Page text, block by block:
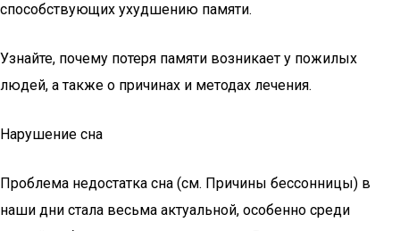
способствующих ухудшению памяти.
Узнайте, почему потеря памяти возникает у пожилых
людей, а также о причинах и методах лечения.
Нарушение сна
Проблема недостатка сна (см. Причины бессонницы) в
наши дни стала весьма актуальной, особенно среди